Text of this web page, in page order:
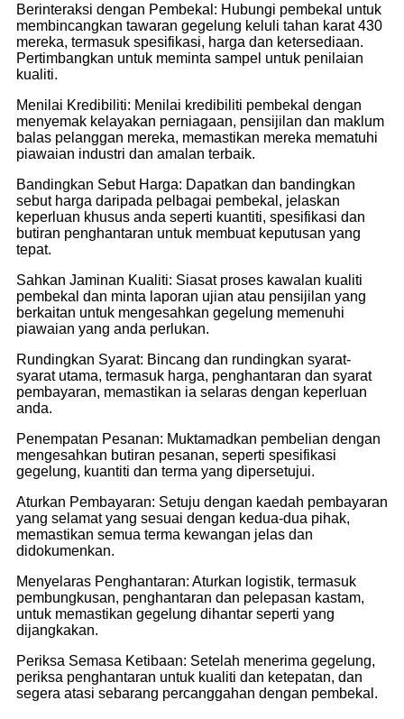
Berinteraksi dengan Pembekal: Hubungi pembekal untuk
membincangkan tawaran gegelung keluli tahan karat 430
mereka, termasuk spesifikasi, harga dan ketersediaan.
Pertimbangkan untuk meminta sampel untuk penilaian
kualiti.
Menilai Kredibiliti: Menilai kredibiliti pembekal dengan
menyemak kelayakan perniagaan, pensijilan dan maklum
balas pelanggan mereka, memastikan mereka mematuhi
piawaian industri dan amalan terbaik.
Bandingkan Sebut Harga: Dapatkan dan bandingkan
sebut harga daripada pelbagai pembekal, jelaskan
keperluan khusus anda seperti kuantiti, spesifikasi dan
butiran penghantaran untuk membuat keputusan yang
tepat.
Sahkan Jaminan Kualiti: Siasat proses kawalan kualiti
pembekal dan minta laporan ujian atau pensijilan yang
berkaitan untuk mengesahkan gegelung memenuhi
piawaian yang anda perlukan.
Rundingkan Syarat: Bincang dan rundingkan syarat-
syarat utama, termasuk harga, penghantaran dan syarat
pembayaran, memastikan ia selaras dengan keperluan
anda.
Penempatan Pesanan: Muktamadkan pembelian dengan
mengesahkan butiran pesanan, seperti spesifikasi
gegelung, kuantiti dan terma yang dipersetujui.
Aturkan Pembayaran: Setuju dengan kaedah pembayaran
yang selamat yang sesuai dengan kedua-dua pihak,
memastikan semua terma kewangan jelas dan
didokumenkan.
Menyelaras Penghantaran: Aturkan logistik, termasuk
pembungkusan, penghantaran dan pelepasan kastam,
untuk memastikan gegelung dihantar seperti yang
dijangkakan.
Periksa Semasa Ketibaan: Setelah menerima gegelung,
periksa penghantaran untuk kualiti dan ketepatan, dan
segera atasi sebarang percanggahan dengan pembekal.